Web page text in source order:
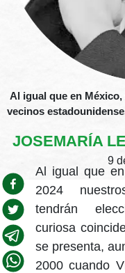
Al igual que en
vecinos
JOSEMARÍA
9
Al igual que
2024
tendrán
curiosa
se presenta,
2000 cuando